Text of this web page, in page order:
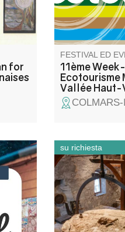
for
2026 et avec la
de ses
FESTIVAL ED
11ème
Ecotourisme
Vallée Haut-
la
Attraverso il
aiutate i vostri
i cicli di
lavorazione del
olive, o come
centro delle
su richiesta